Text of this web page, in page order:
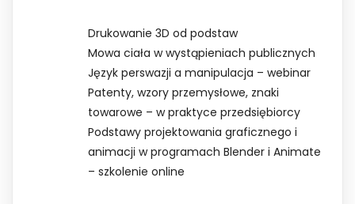
Drukowanie 3D od podstaw
Mowa ciała w wystąpieniach publicznych
Język perswazji a manipulacja – webinar
Patenty, wzory przemysłowe, znaki
towarowe – w praktyce przedsiębiorcy
Podstawy projektowania graficznego i
animacji w programach Blender i Animate
– szkolenie online